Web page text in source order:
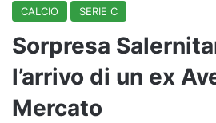
CALCIO SERIE C
Sorpresa
l’arrivo di un ex
Mercato